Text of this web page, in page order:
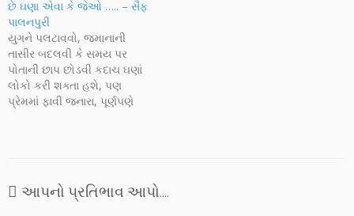
છે ઘણા એવા કે જેઓ ….. – સૈફ
પાલનપુરી
યુગને પલટાવવો, જમાનાની
તાસીર બદલવી કે સમય પર
પોતાની છાપ છોડવી કદાચ ઘણાં
લોકો કરી શક્તા હશે, પણ
પ્રેમમાં ફાવી જનારા, પૂર્ણપણે
કરાવ્યું. વીતેલા દિવસો યાદ કરતા
આંસુઓ સિવાય…
આપનો પ્રતિભાવ આપો....